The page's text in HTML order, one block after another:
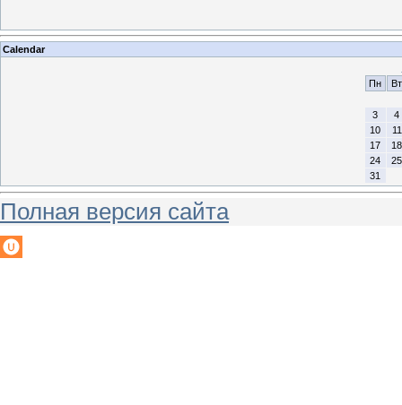
Calendar
Пн
Вт
3
4
10
11
17
18
24
25
31
Полная версия сайта